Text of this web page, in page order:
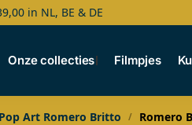
in NL, BE & DE
Onze collecties Filmpjes
Art Romero Britto / Romero